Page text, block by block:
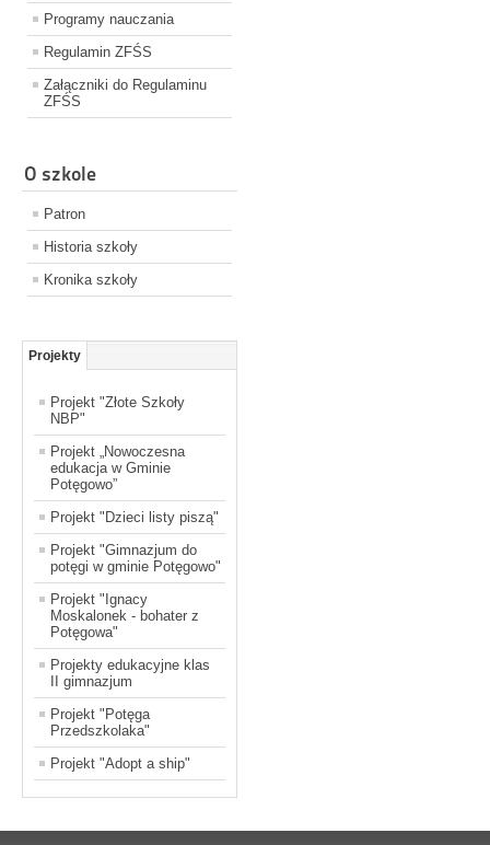
Programy nauczania
Regulamin ZFŚS
Załączniki do Regulaminu
ZFŚS
O szkole
Patron
Historia szkoły
Kronika szkoły
Projekty
Projekt "Złote Szkoły
NBP"
Projekt „Nowoczesna
edukacja w Gminie
Potęgowo”
Projekt "Dzieci listy piszą"
Projekt "Gimnazjum do
potęgi w gminie Potęgowo"
Projekt "Ignacy
Moskalonek - bohater z
Potęgowa"
Projekty edukacyjne klas
II gimnazjum
Projekt "Potęga
Przedszkolaka"
Projekt "Adopt a ship"